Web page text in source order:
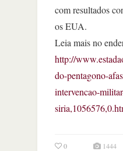
com resultados
os EUA.
Leia mais no
http://
do-pentagono-
intervencao-
0 1444